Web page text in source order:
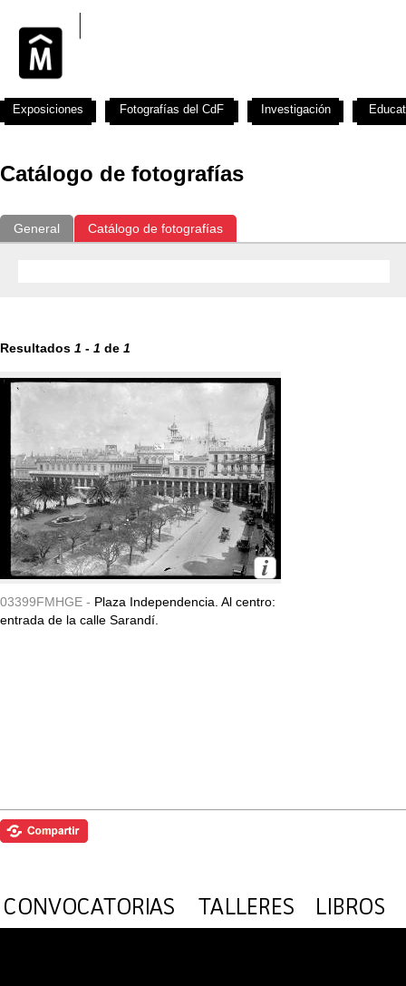
Catálogo de fotografías
General Catálogo de fotografías
Resultados 1 - 1 de 1
03399FMHGE - Plaza Independencia. Al centro:
entrada de la calle Sarandí.
Exposiciones Fotografías del CdF Investigación